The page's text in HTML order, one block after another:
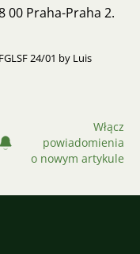
00 Praha-Praha 2.
FGLSF 24/01 by Luis
Włącz
powiadomienia
o nowym artykule